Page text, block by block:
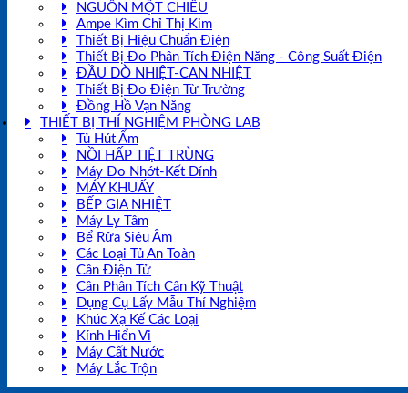
NGUỒN MỘT CHIỀU
Ampe Kìm Chỉ Thị Kim
Thiết Bị Hiệu Chuẩn Điện
Thiết Bị Đo Phân Tích Điện Năng - Công Suất Điện
ĐẦU DÒ NHIỆT-CAN NHIỆT
Thiết Bị Đo Điện Từ Trường
Đồng Hồ Vạn Năng
THIẾT BỊ THÍ NGHIỆM PHÒNG LAB
Tủ Hút Ẩm
NỒI HẤP TIỆT TRÙNG
Máy Đo Nhớt-Kết Dính
MÁY KHUẤY
BẾP GIA NHIỆT
Máy Ly Tâm
Bể Rửa Siêu Âm
Các Loại Tủ An Toàn
Cân Điện Tử
Cân Phân Tích Cân Kỹ Thuật
Dụng Cụ Lấy Mẫu Thí Nghiệm
Khúc Xạ Kế Các Loại
Kính Hiển Vi
Máy Cất Nước
Máy Lắc Trộn